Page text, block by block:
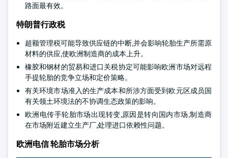
路面最有效。
特朗普行政税
超额管理税可能导致供应链的中断,并会影响轮胎生产所需原
材料的供应,使欧洲制造商的成本上升。
橡胶和钢材的贸易和进口关税协定可能影响欧洲市场对远程
手提轮胎的竞争立场和定价策略。
有关环境市场准入的生产成本和所涉方面受到欧元区成员国
有关领土环境法的不协调生态政策的影响。
欧洲电传手轮胎市场出现转变,原因是转向国内市场,制造商
在市场附近建立生产厂,处理进口依赖性问题。
欧洲电信 轮胎市场分析